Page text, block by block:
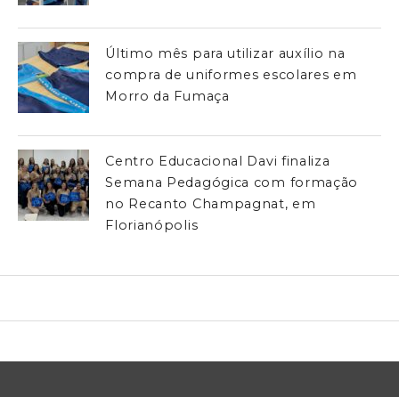
Último mês para utilizar auxílio na
compra de uniformes escolares em
Morro da Fumaça
Centro Educacional Davi finaliza
Semana Pedagógica com formação
no Recanto Champagnat, em
Florianópolis